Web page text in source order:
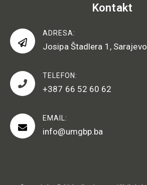
Kontakt
ADRESA:
Josipa Štadlera 1, Sarajevo
TELEFON:
+387 66 52 60 62
EMAIL:
info@umgbp.ba